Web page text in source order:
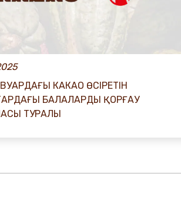
КАКАО ӨСІРЕТІН
БАЛАЛАРДЫ ҚОРҒАУ
ТУРАЛЫ